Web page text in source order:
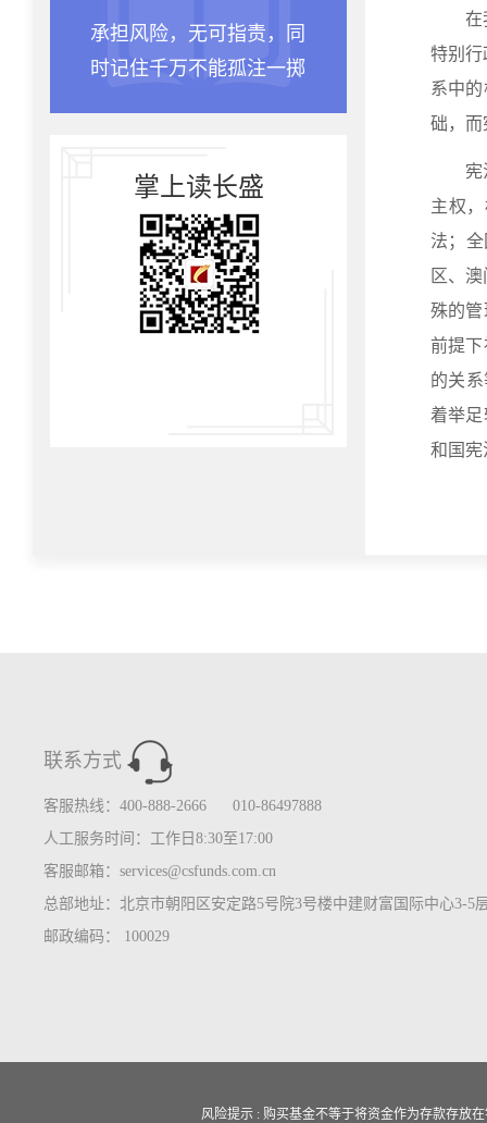
承担风险，无可指责，同
时记住千万不能孤注一掷
掌上读长盛
在
特别行
系中
础，而
宪
主权
法；
区、
殊的管
前提
的关
着举
和国宪
联系方式
客服热线：400-888-2666 010-86497888
人工服务时间：工作日8:30至17:00
客服邮箱：services@csfunds.com.cn
总部地址：北京市朝阳区安定路5号院3号楼中建财富国际中心3-5
邮政编码： 100029
风险提示 : 购买基金不等于将资金作为存款存放